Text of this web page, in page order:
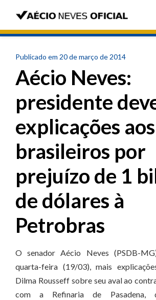
Publicado em 20 de março de 2014
Aécio Neves:
presidente
explicações aos
brasileiros por
prejuízo de 1
de dólares à
Petrobras
O senador Aécio Neves (PSDB-
quarta-feira (19/03), mais
Dilma Rousseff sobre seu aval ao
com a Refinaria de Pasadena,